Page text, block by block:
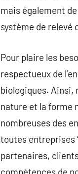
mais également
système de relevé
Pour plaire les
respectueux de
biologiques. Ainsi,
nature et la forme
nombreuses des
toutes entreprises
partenaires,
compétences de